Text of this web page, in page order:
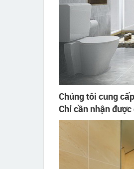
Chúng tôi cung
Chỉ cần nhận